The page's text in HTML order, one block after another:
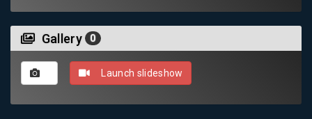
Gallery 0
Launch slideshow